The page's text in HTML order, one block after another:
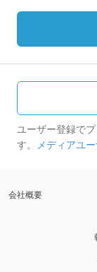
ユーザー登録で
す。 メディアユ
会社概要